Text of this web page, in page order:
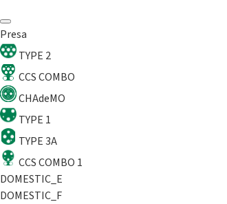
Presa
TYPE 2
CCS COMBO
CHAdeMO
TYPE 1
TYPE 3A
CCS COMBO 1
DOMESTIC_E
DOMESTIC_F